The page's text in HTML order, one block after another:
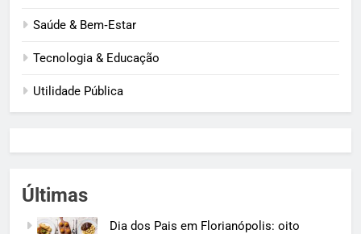
Saúde & Bem‑Estar
Tecnologia & Educação
Utilidade Pública
Últimas
Dia dos Pais em Florianópolis: oito